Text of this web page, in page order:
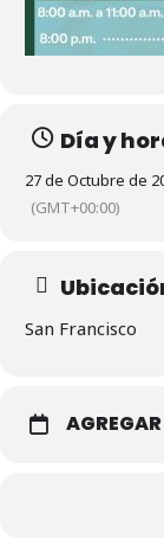
Día y
27 de Octubre de
(GMT+00:00)
San Francisco